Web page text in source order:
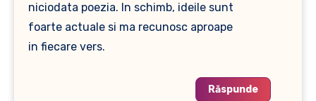
niciodata poezia. In schimb, ideile sunt
foarte actuale si ma recunosc aproape
in fiecare vers.
Răspunde